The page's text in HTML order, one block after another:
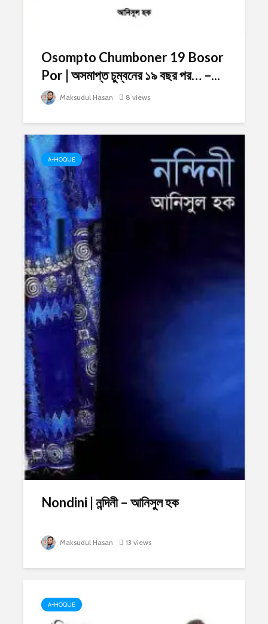
Osompto Chumboner 19 Bosor
Por | অসমাপ্ত চুম্বনের ১৯ বছর পর… –...
Maksudul Hasan 8 views
A-HOQUE
Nondini | নন্দিনী – আনিসুল হক
Maksudul Hasan 13 views
A-HOQUE